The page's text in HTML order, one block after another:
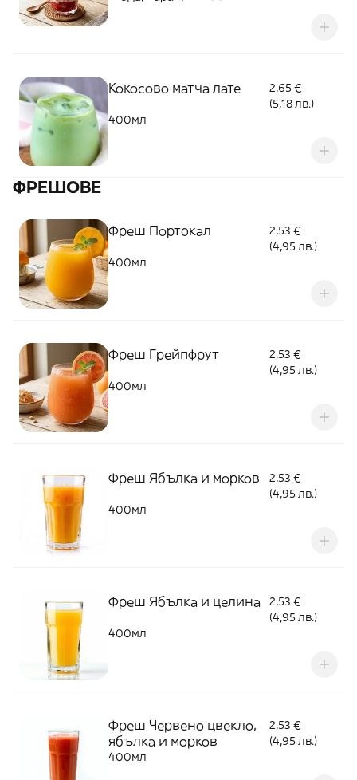
Кокосово матча лате
2,65 €
(5,18 лв.)
400мл
ФРЕШОВЕ
Фреш Портoкал
2,53 €
(4,95 лв.)
400мл
Фреш Грейпфрут
2,53 €
(4,95 лв.)
400мл
Фреш Ябълка и морков
2,53 €
(4,95 лв.)
400мл
Фреш Ябълка и целина
2,53 €
(4,95 лв.)
400мл
Фреш Червено цвекло,
ябълка и морков
2,53 €
(4,95 лв.)
400мл